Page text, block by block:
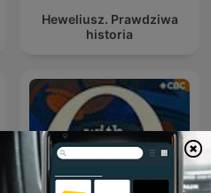
Heweliusz. Prawdziwa
historia